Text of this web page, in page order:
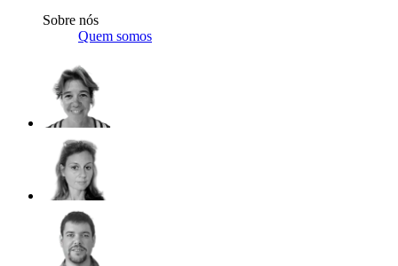
Sobre nós
Quem somos